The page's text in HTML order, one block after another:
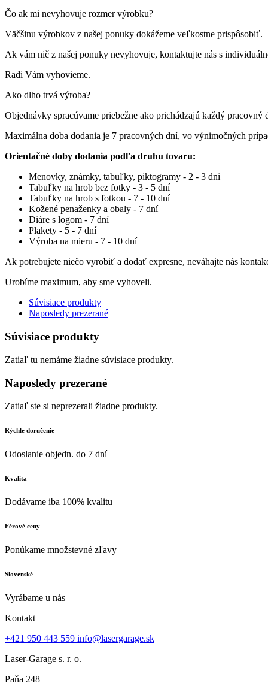
Čo ak mi nevyhovuje rozmer výrobku?
Väčšinu výrobkov z našej ponuky dokážeme veľkostne prispôsobiť.
Ak vám nič z našej ponuky nevyhovuje, kontaktujte nás s
Radi Vám vyhovieme.
Ako dlho trvá výroba?
Objednávky spracúvame priebežne ako prichádzajú každý pracovný
Maximálna doba dodania je 7 pracovných dní, vo výnimočných
Orientačné doby dodania podľa druhu tovaru:
Menovky, známky, tabuľky, piktogramy - 2 - 3 dni
Tabuľky na hrob bez fotky - 3 - 5 dní
Tabuľky na hrob s fotkou - 7 - 10 dní
Kožené penaženky a obaly - 7 dní
Diáre s logom - 7 dní
Plakety - 5 - 7 dní
Výroba na mieru - 7 - 10 dní
Ak potrebujete niečo vyrobiť a dodať expresne, neváhajte nás
Urobíme maximum, aby sme vyhoveli.
Súvisiace produkty
Naposledy prezerané
Súvisiace produkty
Zatiaľ tu nemáme žiadne súvisiace produkty.
Naposledy prezerané
Zatiaľ ste si neprezerali žiadne produkty.
Rýchle doručenie
Odoslanie objedn. do 7 dní
Kvalita
Dodávame iba 100% kvalitu
Férové ceny
Ponúkame množstevné zľavy
Slovenské
Vyrábame u nás
Kontakt
+421 950 443 559 info@lasergarage.sk
Laser-Garage s. r. o.
Paňa 248